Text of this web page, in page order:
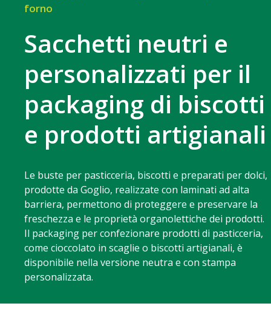
forno
Sacchetti neutri e
personalizzati per il
packaging di biscotti
e prodotti artigianali
Le buste per pasticceria, biscotti e preparati per dolci,
prodotte da Goglio, realizzate con laminati ad alta
barriera, permettono di proteggere e preservare la
freschezza e le proprietà organolettiche dei prodotti.
Il packaging per confezionare prodotti di pasticceria,
come cioccolato in scaglie o biscotti artigianali, è
disponibile nella versione neutra e con stampa
personalizzata.